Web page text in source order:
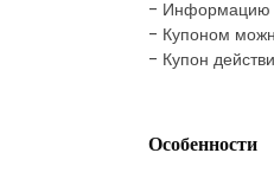
- Информацию
- Купоном
- Купон
Особенности